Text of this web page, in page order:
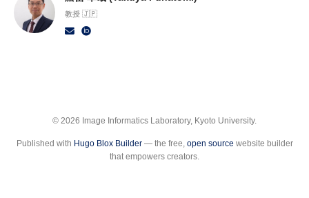
教授 🇯🇵
© 2026 Image Informatics Laboratory, Kyoto University.
Published with Hugo Blox Builder— the free, open source website builder
that empowers creators.